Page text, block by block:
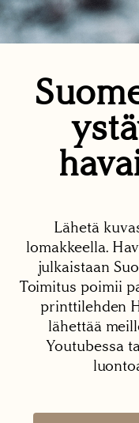
Lähetä
lomakkeella.
julkaistaan
Toimitus poimii
printtilehden
lähettää
Youtubessa